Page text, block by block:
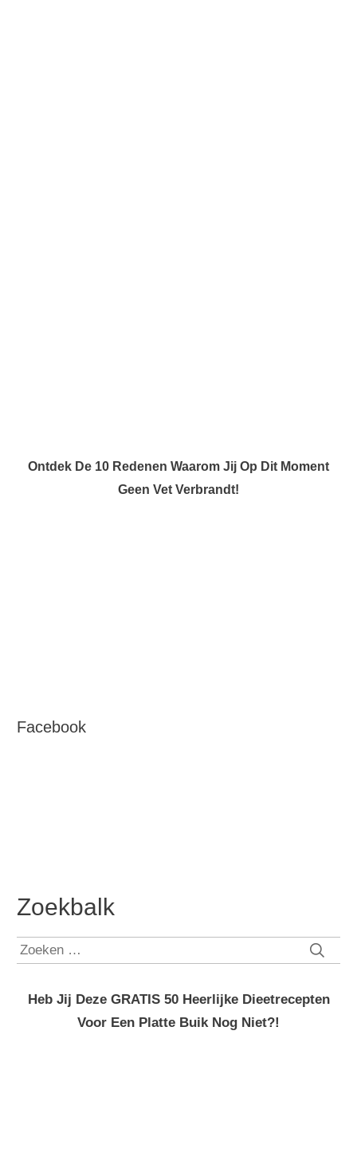
Ontdek De 10 Redenen Waarom Jij Op Dit Moment
Geen Vet Verbrandt!
Facebook
Zoekbalk
Zoeken
Heb Jij Deze GRATIS 50 Heerlijke Dieetrecepten
Voor Een Platte Buik Nog Niet?!